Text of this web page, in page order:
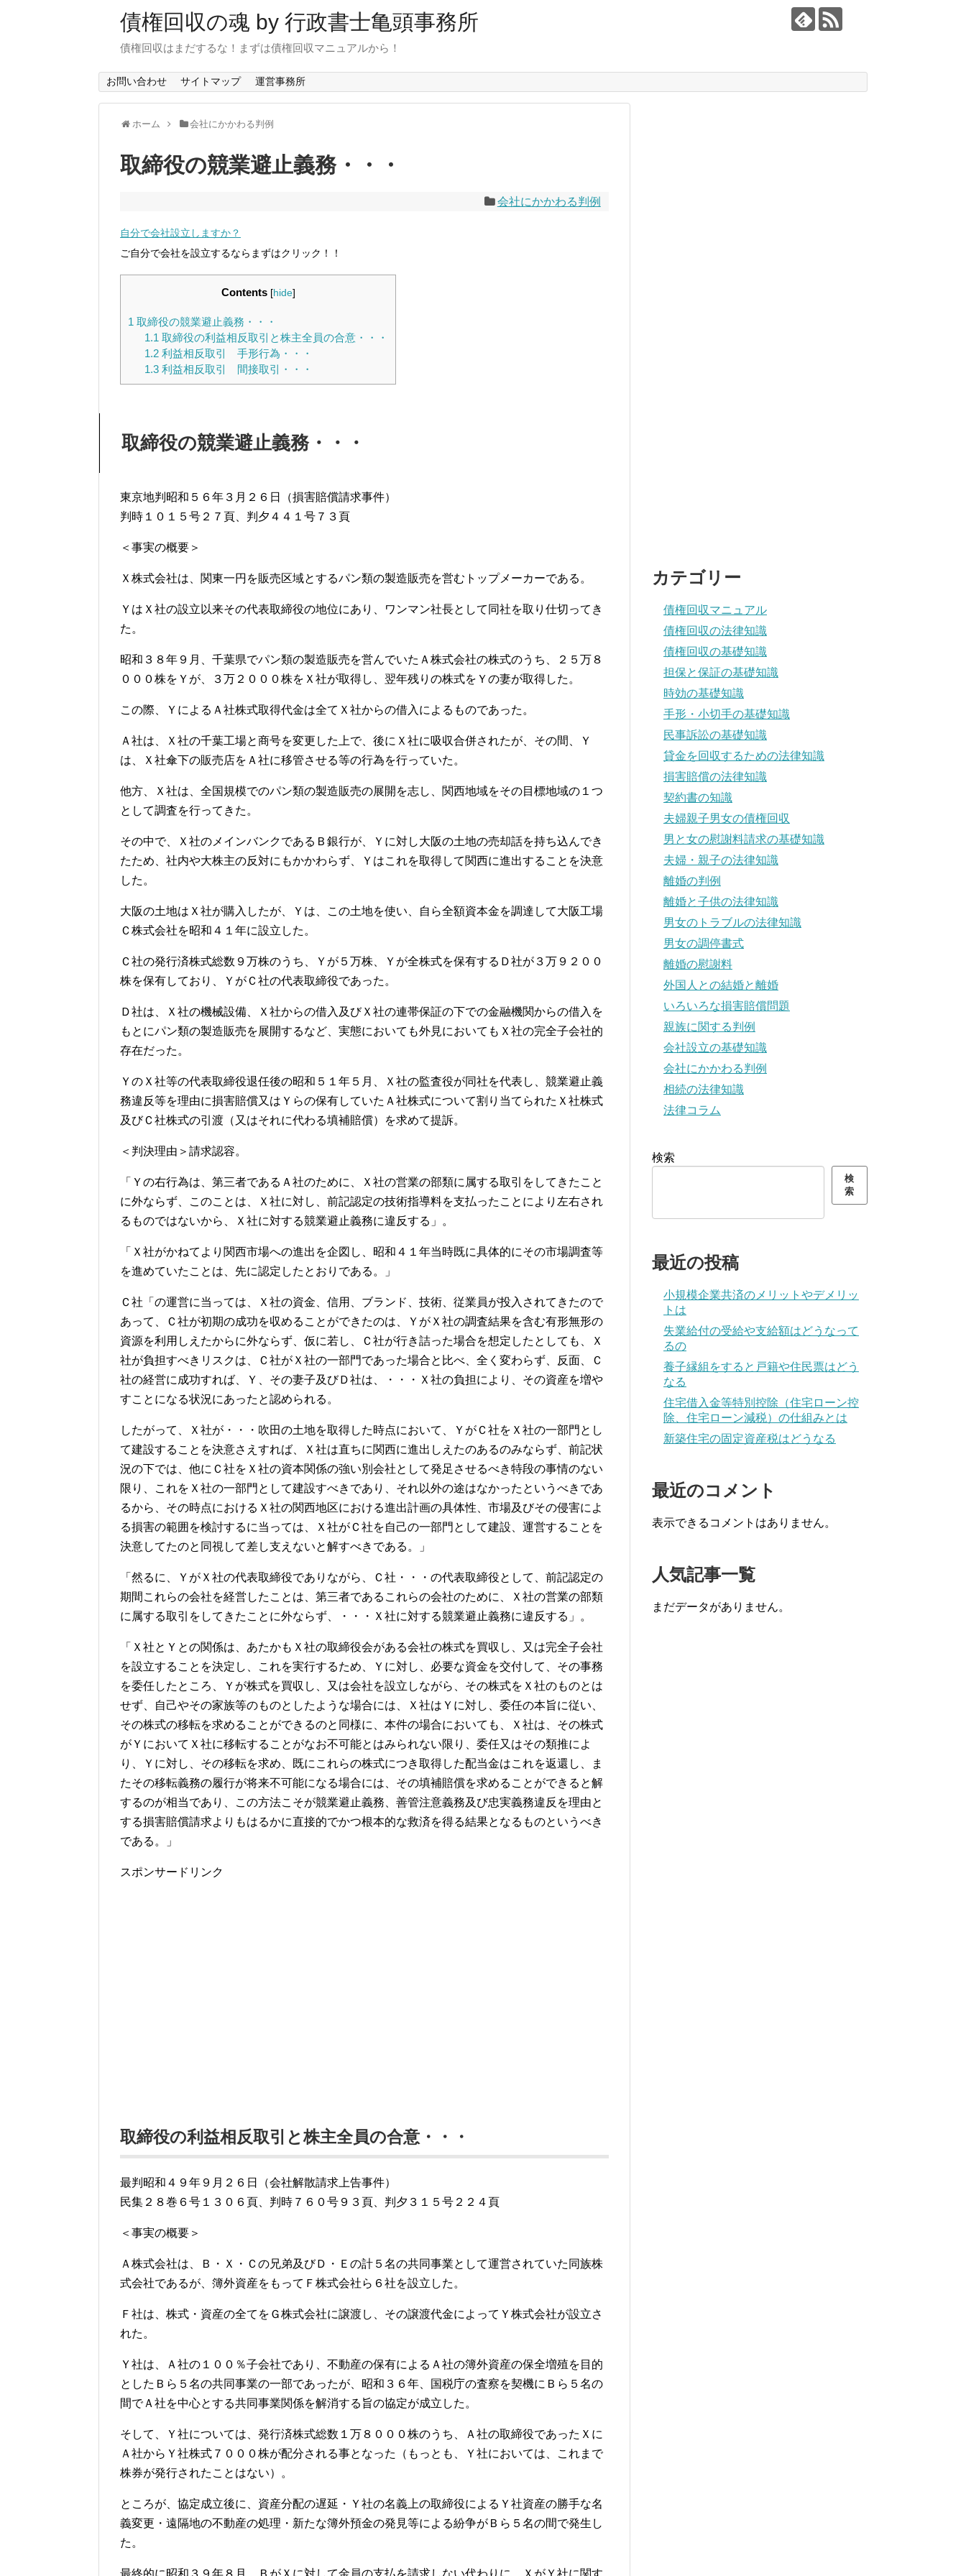
債権回収の魂 by 行政書士亀頭事務所
債権回収はまだするな！まずは債権回収マニュアルから！
お問い合わせ サイトマップ 運営事務所
ホーム 会社にかかわる判例
取締役の競業避止義務・・・
会社にかかわる判例
自分で会社設立しますか？
ご自分で会社を設立するならまずはクリック！！
Contents [hide]
1 取締役の競業避止義務・・・
1.1 取締役の利益相反取引と株主全員の合意・・・
1.2利益相反取引 手形行為・・・
1.3利益相反取引 間接取引・・・
取締役の競業避止義務・・・
東京地判昭和５６年３月２６日（損害賠償請求事件）
判時１０１５号２７頁、判夕４４１号７３頁
＜事実の概要＞
Ｘ株式会社は、関東一円を販売区域とするパン類の製造販売を営むトップメーカーである。
ＹはＸ社の設立以来その代表取締役の地位にあり、ワンマン社長として同社を取り仕切ってき
た。
昭和３８年９月、千葉県でパン類の製造販売を営んでいたＡ株式会社の株式のうち、２５万８
０００株をＹが、３万２０００株をＸ社が取得し、翌年残りの株式をＹの妻が取得した。
この際、ＹによるＡ社株式取得代金は全てＸ社からの借入によるものであった。
Ａ社は、Ｘ社の千葉工場と商号を変更した上で、後にＸ社に吸収合併されたが、その間、Ｙ
は、Ｘ社傘下の販売店をＡ社に移管させる等の行為を行っていた。
他方、Ｘ社は、全国規模でのパン類の製造販売の展開を志し、関西地域をその目標地域の１つ
として調査を行ってきた。
その中で、Ｘ社のメインバンクであるＢ銀行が、Ｙに対し大阪の土地の売却話を持ち込んでき
たため、社内や大株主の反対にもかかわらず、Ｙはこれを取得して関西に進出することを決意
した。
大阪の土地はＸ社が購入したが、Ｙは、この土地を使い、自ら全額資本金を調達して大阪工場
Ｃ株式会社を昭和４１年に設立した。
Ｃ社の発行済株式総数９万株のうち、Ｙが５万株、Ｙが全株式を保有するＤ社が３万９２００
株を保有しており、ＹがＣ社の代表取締役であった。
Ｄ社は、Ｘ社の機械設備、Ｘ社からの借入及びＸ社の連帯保証の下での金融機関からの借入を
もとにパン類の製造販売を展開するなど、実態においても外見においてもＸ社の完全子会社的
存在だった。
ＹのＸ社等の代表取締役退任後の昭和５１年５月、Ｘ社の監査役が同社を代表し、競業避止義
務違反等を理由に損害賠償又はＹらの保有していたＡ社株式について割り当てられたＸ社株式
及びＣ社株式の引渡（又はそれに代わる填補賠償）を求めて提訴。
＜判決理由＞請求認容。
「Ｙの右行為は、第三者であるＡ社のために、Ｘ社の営業の部類に属する取引をしてきたこと
に外ならず、このことは、Ｘ社に対し、前記認定の技術指導料を支払ったことにより左右され
るものではないから、Ｘ社に対する競業避止義務に違反する」。
「Ｘ社がかねてより関西市場への進出を企図し、昭和４１年当時既に具体的にその市場調査等
を進めていたことは、先に認定したとおりである。」
Ｃ社「の運営に当っては、Ｘ社の資金、信用、ブランド、技術、従業員が投入されてきたので
あって、Ｃ社が初期の成功を収めることができたのは、ＹがＸ社の調査結果を含む有形無形の
資源を利用しえたからに外ならず、仮に若し、Ｃ社が行き詰った場合を想定したとしても、Ｘ
社が負担すべきリスクは、Ｃ社がＸ社の一部門であった場合と比べ、全く変わらず、反面、Ｃ
社の経営に成功すれば、Ｙ、その妻子及びＤ社は、・・・Ｘ社の負担により、その資産を増や
すことになる状況にあったと認められる。
したがって、Ｘ社が・・・吹田の土地を取得した時点において、ＹがＣ社をＸ社の一部門とし
て建設することを決意さえすれば、Ｘ社は直ちに関西に進出しえたのあるのみならず、前記状
況の下では、他にＣ社をＸ社の資本関係の強い別会社として発足させるべき特段の事情のない
限り、これをＸ社の一部門として建設すべきであり、それ以外の途はなかったというべきであ
るから、その時点におけるＸ社の関西地区における進出計画の具体性、市場及びその侵害によ
る損害の範囲を検討するに当っては、Ｘ社がＣ社を自己の一部門として建設、運営することを
決意してたのと同視して差し支えないと解すべきである。」
「然るに、ＹがＸ社の代表取締役でありながら、Ｃ社・・・の代表取締役として、前記認定の
期間これらの会社を経営したことは、第三者であるこれらの会社のために、Ｘ社の営業の部類
に属する取引をしてきたことに外ならず、・・・Ｘ社に対する競業避止義務に違反する」。
「Ｘ社とＹとの関係は、あたかもＸ社の取締役会がある会社の株式を買収し、又は完全子会社
を設立することを決定し、これを実行するため、Ｙに対し、必要な資金を交付して、その事務
を委任したところ、Ｙが株式を買収し、又は会社を設立しながら、その株式をＸ社のものとは
せず、自己やその家族等のものとしたような場合には、Ｘ社はＹに対し、委任の本旨に従い、
その株式の移転を求めることができるのと同様に、本件の場合においても、Ｘ社は、その株式
がＹにおいてＸ社に移転することがなお不可能とはみられない限り、委任又はその類推によ
り、Ｙに対し、その移転を求め、既にこれらの株式につき取得した配当金はこれを返還し、ま
たその移転義務の履行が将来不可能になる場合には、その填補賠償を求めることができると解
するのが相当であり、この方法こそが競業避止義務、善管注意義務及び忠実義務違反を理由と
する損害賠償請求よりもはるかに直接的でかつ根本的な救済を得る結果となるものというべき
である。」
スポンサードリンク
取締役の利益相反取引と株主全員の合意・・・
最判昭和４９年９月２６日（会社解散請求上告事件）
民集２８巻６号１３０６頁、判時７６０号９３頁、判夕３１５号２２４頁
＜事実の概要＞
Ａ株式会社は、Ｂ・Ｘ・Ｃの兄弟及びＤ・Ｅの計５名の共同事業として運営されていた同族株
式会社であるが、簿外資産をもってＦ株式会社ら６社を設立した。
Ｆ社は、株式・資産の全てをＧ株式会社に譲渡し、その譲渡代金によってＹ株式会社が設立さ
れた。
Ｙ社は、Ａ社の１００％子会社であり、不動産の保有によるＡ社の簿外資産の保全増殖を目的
としたＢら５名の共同事業の一部であったが、昭和３６年、国税庁の査察を契機にＢら５名の
間でＡ社を中心とする共同事業関係を解消する旨の協定が成立した。
そして、Ｙ社については、発行済株式総数１万８０００株のうち、Ａ社の取締役であったＸに
Ａ社からＹ社株式７０００株が配分される事となった（もっとも、Ｙ社においては、これまで
株券が発行されたことはない）。
ところが、協定成立後に、資産分配の遅延・Ｙ社の名義上の取締役によるＹ社資産の勝手な名
義変更・遠隔地の不動産の処理・新たな簿外預金の発見等による紛争がＢら５名の間で発生し
た。
カテゴリー
債権回収マニュアル
債権回収の法律知識
債権回収の基礎知識
担保と保証の基礎知識
時効の基礎知識
手形・小切手の基礎知識
民事訴訟の基礎知識
貸金を回収するための法律知識
損害賠償の法律知識
契約書の知識
夫婦親子男女の債権回収
男と女の慰謝料請求の基礎知識
夫婦・親子の法律知識
離婚の判例
離婚と子供の法律知識
男女のトラブルの法律知識
男女の調停書式
離婚の慰謝料
外国人との結婚と離婚
いろいろな損害賠償問題
親族に関する判例
会社設立の基礎知識
会社にかかわる判例
相続の法律知識
法律コラム
検索
検
索
最近の投稿
小規模企業共済のメリットやデメリッ
トは
失業給付の受給や支給額はどうなって
るの
養子縁組をすると戸籍や住民票はどう
なる
住宅借入金等特別控除（住宅ローン控
除、住宅ローン減税）の仕組みとは
新築住宅の固定資産税はどうなる
最近のコメント
表示できるコメントはありません。
人気記事一覧
まだデータがありません。